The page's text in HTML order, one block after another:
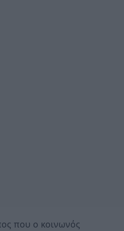
που ο κοινωνός